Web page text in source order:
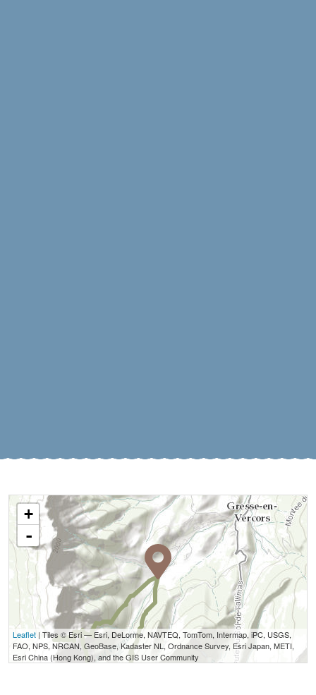
+
-
Leaflet | Tiles © Esri — Esri, DeLorme, NAVTEQ, TomTom, Intermap, iPC, USGS,
FAO, NPS, NRCAN, GeoBase, Kadaster NL, Ordnance Survey, Esri Japan, METI,
Esri China (Hong Kong), and the GIS User Community